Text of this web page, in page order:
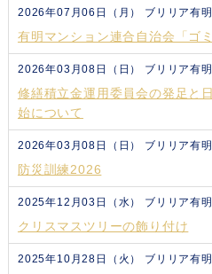
2026年07月06日（月） ブリリア有
有明マンション連合自治会「ゴ
2026年03月08日（日） ブリリア有
修繕積立金運用委員会の発足と
始について
2026年03月08日（日） ブリリア有
防災訓練2026
2025年12月03日（水） ブリリア有
クリスマスツリーの飾り付け
2025年10月28日（火） ブリリア有